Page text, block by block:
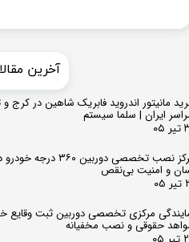
مانیتور اندروید فابریک شاهین در
ایران | سلما سیستم
مرکز نصب تخصصی
و امنیت بی‌نقص
مرکزی تخصصی دوربین ثبت وقایع
حقوقی و نصب مخفیانه
​​آخرین